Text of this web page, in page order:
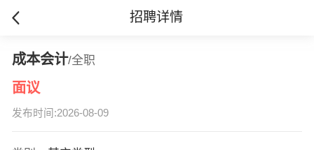
招聘详情
成本会计/全职
面议
发布时间:2026-08-09